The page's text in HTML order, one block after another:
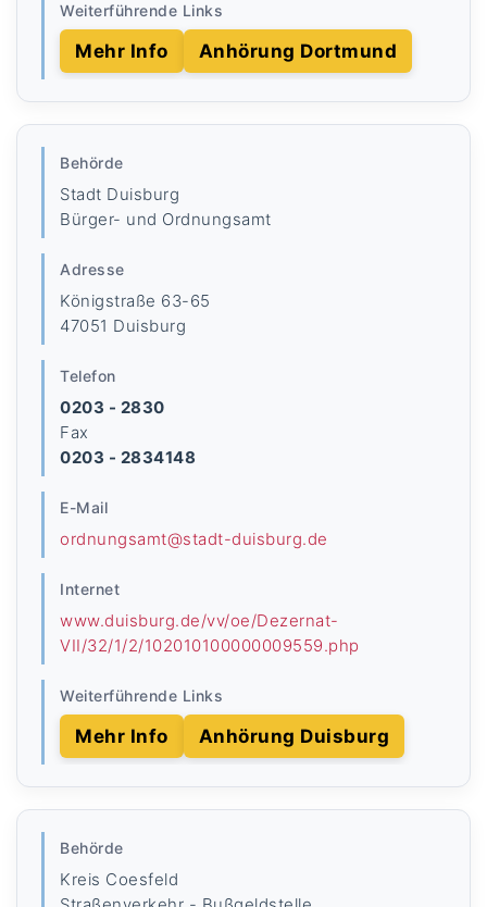
Weiterführende Links
Mehr Info Anhörung Dortmund
Behörde
Stadt Duisburg
Bürger- und Ordnungsamt
Adresse
Königstraße 63-65
47051 Duisburg
Telefon
0203 - 2830
Fax
0203 - 2834148
E-Mail
ordnungsamt@stadt-duisburg.de
Internet
www.duisburg.de/vv/oe/Dezernat-
VII/32/1/2/102010100000009559.php
Weiterführende Links
Mehr Info Anhörung Duisburg
Behörde
Kreis Coesfeld